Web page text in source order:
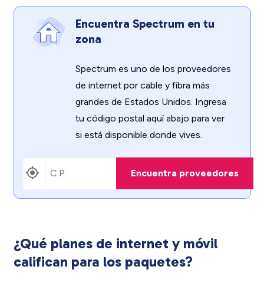
Encuentra Spectrum en tu
zona
Spectrum es uno de los proveedores
de internet por cable y fibra más
grandes de Estados Unidos. Ingresa
tu código postal aquí abajo para ver
si está disponible donde vives.
Encuentra proveedores
¿Qué planes de internet y móvil
califican para los paquetes?